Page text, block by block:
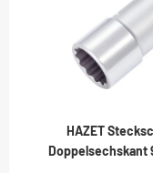
HAZET
Doppelsechskant